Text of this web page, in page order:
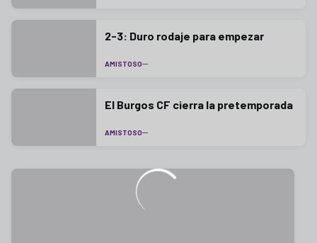
2-3: Duro rodaje para empezar
AMISTOSO
El Burgos CF cierra la pretemporada
AMISTOSO